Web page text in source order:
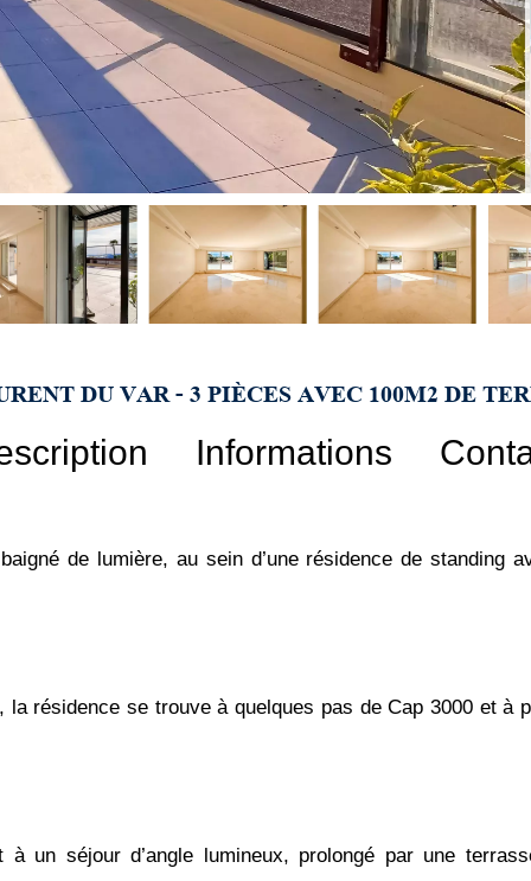
DU VAR - 3 PIÈCES AVEC 100M2 DE
Informations
de lumière, au sein d’une résidence de
résidence se trouve à quelques pas de Cap 3000 et à
à un séjour d’angle lumineux, prolongé par une